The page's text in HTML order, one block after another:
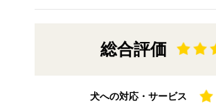
総合評価
犬への対応・サービス